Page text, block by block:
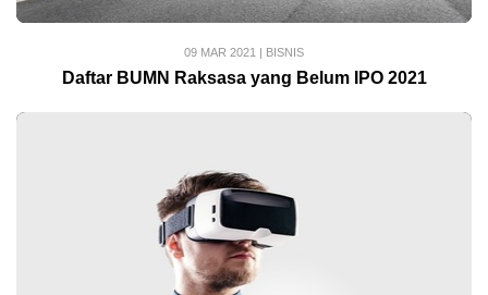
09 MAR 2021 | BISNIS
Daftar BUMN Raksasa yang Belum IPO 2021